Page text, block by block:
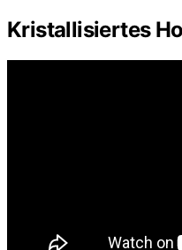
Kristallisiertes